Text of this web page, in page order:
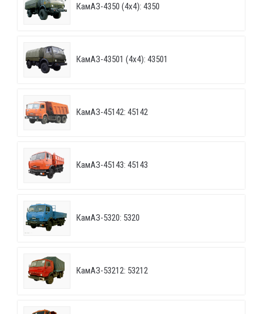
КамАЗ-4350 (4х4): 4350
КамАЗ-43501 (4х4): 43501
КамАЗ-45142: 45142
КамАЗ-45143: 45143
КамАЗ-5320: 5320
КамАЗ-53212: 53212